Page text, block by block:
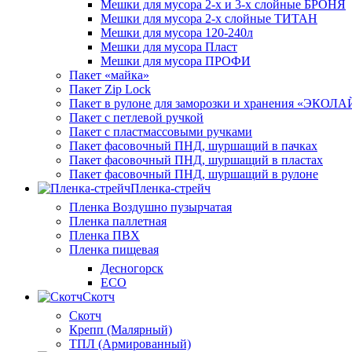
Мешки для мусора 2-х и 3-х слойные БРОНЯ
Мешки для мусора 2-х слойные ТИТАН
Мешки для мусора 120-240л
Мешки для мусора Пласт
Мешки для мусора ПРОФИ
Пакет «майка»
Пакет Zip Lock
Пакет в рулоне для заморозки и хранения
Пакет с петлевой ручкой
Пакет с пластмассовыми ручками
Пакет фасовочный ПНД, шуршащий в пачках
Пакет фасовочный ПНД, шуршащий в пластах
Пакет фасовочный ПНД, шуршащий в рулоне
Пленка-стрейч
Пленка Воздушно пузырчатая
Пленка паллетная
Пленка ПВХ
Пленка пищевая
Десногорск
ECO
Скотч
Скотч
Крепп (Малярный)
ТПЛ (Армированный)